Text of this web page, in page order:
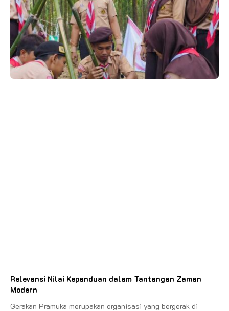
Relevansi Nilai Kepanduan dalam Tantangan Zaman
Modern
Gerakan Pramuka merupakan organisasi yang bergerak di